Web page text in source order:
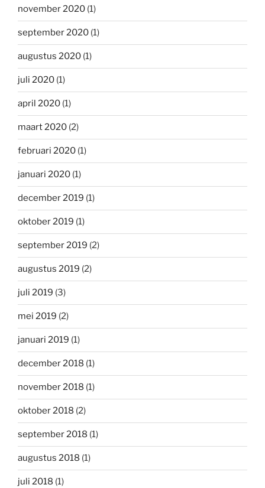
november 2020 (1)
september 2020 (1)
augustus 2020 (1)
juli 2020 (1)
april 2020 (1)
maart 2020 (2)
februari 2020 (1)
januari 2020 (1)
december 2019 (1)
oktober 2019 (1)
september 2019 (2)
augustus 2019 (2)
juli 2019 (3)
mei 2019 (2)
januari 2019 (1)
december 2018 (1)
november 2018 (1)
oktober 2018 (2)
september 2018 (1)
augustus 2018 (1)
juli 2018 (1)